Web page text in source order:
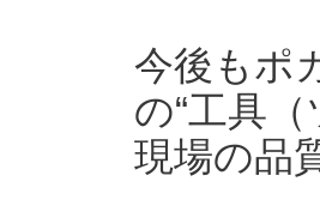
今後もポ
の“工具
現場の品